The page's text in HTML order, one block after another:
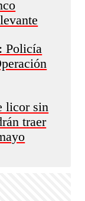
Policía
licor sin
traer